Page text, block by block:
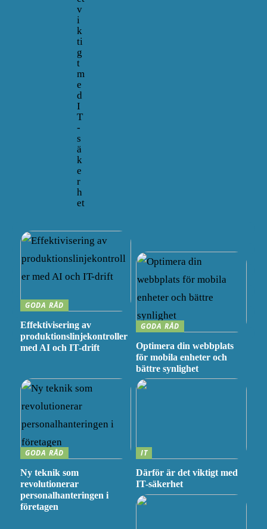
v
i
k
ti
g
t
m
e
d
I
T
-
s
ä
k
e
r
h
et
GODA RÅD
Effektivisering av
produktionslinjekontroller
med AI och IT-drift
GODA RÅD
Optimera din webbplats
för mobila enheter och
bättre synlighet
GODA RÅD
Ny teknik som
revolutionerar
personalhanteringen i
företagen
IT
Därför är det viktigt med
IT-säkerhet